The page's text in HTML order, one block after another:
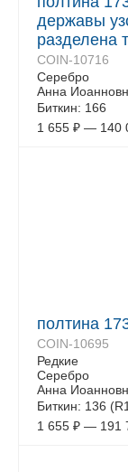
державы
разделена
COIN-10716
Серебро
Анна
Биткин: 166
1 655 ₽ — 140
полтина
COIN-10695
Редкие
Серебро
Анна
Биткин: 136
1 655 ₽ — 191